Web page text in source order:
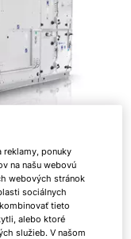
pohľad
reklamy, ponuky
na našu webovú
webových stránok
sociálnych
tieto
alebo ktoré
služieb. V našom